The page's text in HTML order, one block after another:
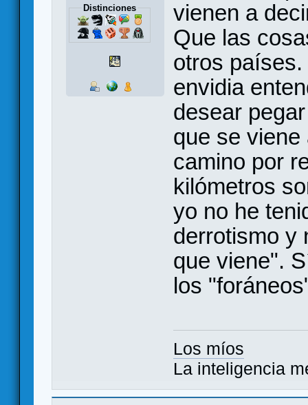
Distinciones
vienen a
Que las
otros
envidia
desear
que se
camino por
kilómetros
yo no he
derrotismo y
que viene".
los
Los míos
La inteligencia